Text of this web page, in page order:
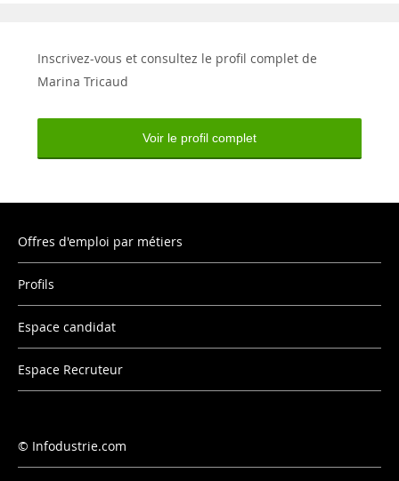
Inscrivez-vous et consultez le profil complet de
Marina Tricaud
Voir le profil complet
Offres d'emploi par métiers
Profils
Espace candidat
Espace Recruteur
Infodustrie.com